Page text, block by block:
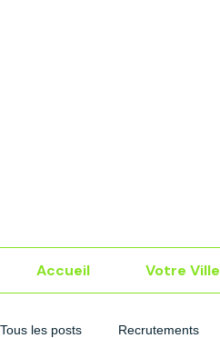
Accueil Votre Ville
Tous les posts Recrutements